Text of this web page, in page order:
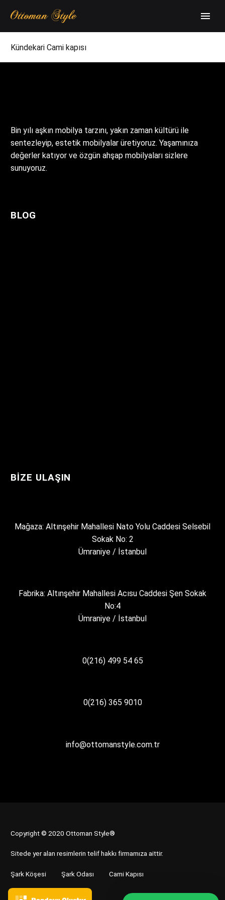
Kündekari Cami kapısı
Bin yılı aşkın mobilya tarzını, yakın zaman kültürü ile
sentezleyip, estetik mobilyalar üretiyoruz. Yaşamınıza
değerler katıyor ve özgün ahşap mobilyaları sizlere
sunuyoruz.
BLOG
BIZE ULAŞIN
Mağaza: Altınşehir Mahallesi Nato Yolu Caddesi Selsebil
Sokak No: 2
Ümraniye / İstanbul
Fabrika: Altınşehir Mahallesi Acısu Caddesi Şen Sokak
No:4
Ümraniye / İstanbul
0(216) 499 54 65
0(216) 365 9010
info@ottomanstyle.com.tr
Copyright © 2020 Ottoman Style®
Sitede yer alan resimlerin telif hakkı firmamıza aittir.
Şark Köşesi Şark Odası Cami Kapısı